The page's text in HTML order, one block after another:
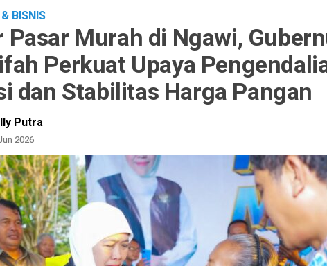
BISNIS
Pasar Murah di Ngawi,
Perkuat Upaya
dan Stabilitas Harga Pangan
Putra
2026